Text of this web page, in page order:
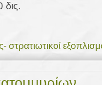
στρατιωτικοί